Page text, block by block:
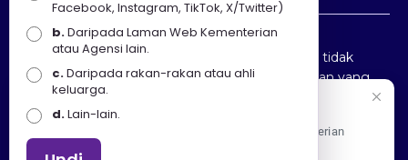
Penafian : Kerajaan Malaysia dan Kementerian
Pelancongan Seni dan Budaya (MOTAC) adalah tidak
bertanggungjawab atas kehilangan atau kerugian yang
disebabkan oleh penggunaan mana-mana maklumat
yang diperolehi dari portal ini.
Facebook, Instagram, TikTok, X/Twitter)
b.Daripada Laman Web Kementerian
atau Agensi lain.
c.Daripada rakan-rakan atau ahli
keluarga.
d.Lain-lain.
Apa Khabar! Selamat datang ke Portal Rasmi Kementerian
Pelancongan, Seni dan Budaya